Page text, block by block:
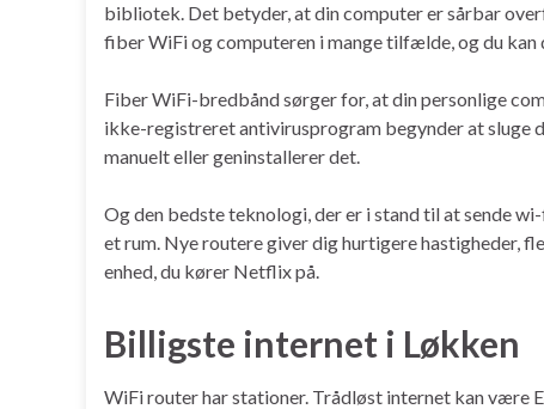
bibliotek. Det betyder, at din computer er sårbar
fiber WiFi og computeren i mange tilfælde, og du
Fiber WiFi-bredbånd sørger for, at din personlige
ikke-registreret antivirusprogram begynder at sluge
manuelt eller geninstallerer det.
Og den bedste teknologi, der er i stand til at sende
et rum. Nye routere giver dig hurtigere hastigheder,
enhed, du kører Netflix på.
Billigste internet i Løkken
WiFi router har stationer. Trådløst internet kan være